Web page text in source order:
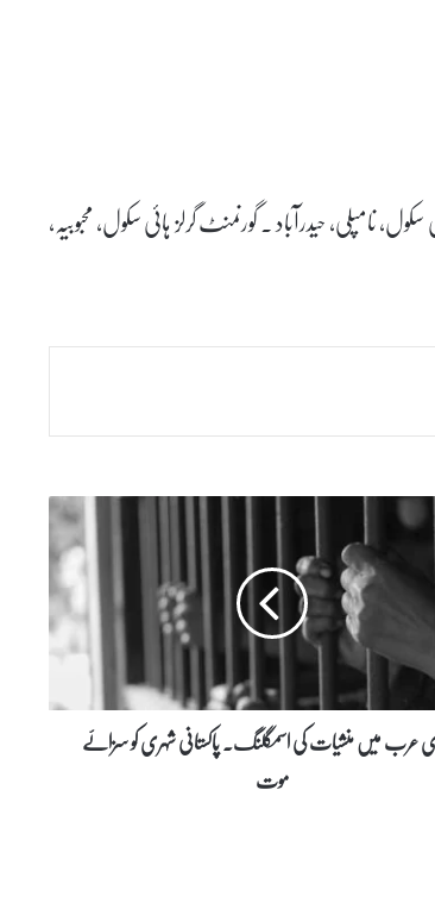
نامپلی، حیدرآباد ۔ گورنمنٹ گرلز ہائی سکول، محبوبیہ،
عرب میں منشیات کی اسمگلنگ۔ پاکستانی شہری کو سزائے
موت